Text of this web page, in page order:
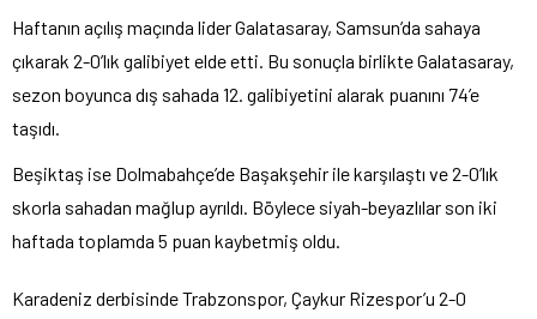
Haftanın açılış maçında lider Galatasaray, Samsun’da sahaya
çıkarak 2-0’lık galibiyet elde etti. Bu sonuçla birlikte Galatasaray,
sezon boyunca dış sahada 12. galibiyetini alarak puanını 74’e
taşıdı.
Beşiktaş ise Dolmabahçe’de Başakşehir ile karşılaştı ve 2-0’lık
skorla sahadan mağlup ayrıldı. Böylece siyah-beyazlılar son iki
haftada toplamda 5 puan kaybetmiş oldu.
Karadeniz derbisinde Trabzonspor, Çaykur Rizespor’u 2-0